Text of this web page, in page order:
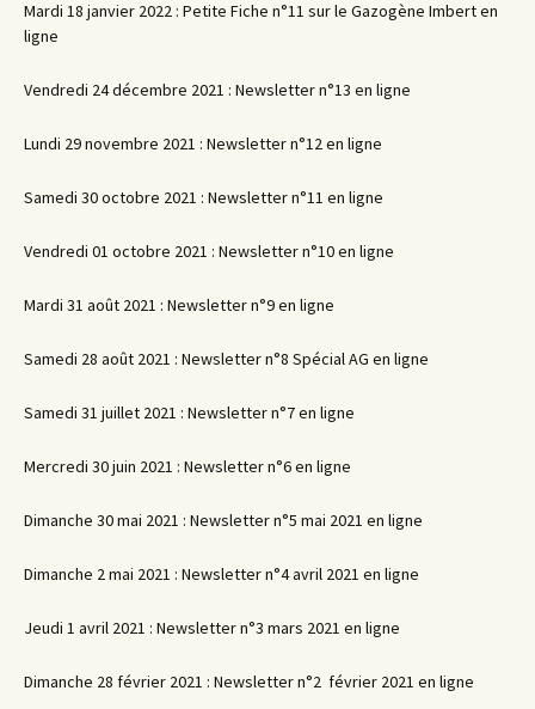
Mardi 18 janvier 2022 : Petite Fiche n°11 sur le Gazogène Imbert en
ligne
Vendredi 24 décembre 2021 : Newsletter n°13 en ligne
Lundi 29 novembre 2021 : Newsletter n°12 en ligne
Samedi 30 octobre 2021 : Newsletter n°11 en ligne
Vendredi 01 octobre 2021 : Newsletter n°10 en ligne
Mardi 31 août 2021 : Newsletter n°9 en ligne
Samedi 28 août 2021 : Newsletter n°8 Spécial AG en ligne
Samedi 31 juillet 2021 : Newsletter n°7 en ligne
Mercredi 30 juin 2021 : Newsletter n°6 en ligne
Dimanche 30 mai 2021 : Newsletter n°5 mai 2021 en ligne
Dimanche 2 mai 2021 : Newsletter n°4 avril 2021 en ligne
Jeudi 1 avril 2021 : Newsletter n°3 mars 2021 en ligne
Dimanche 28 février 2021 : Newsletter n°2 février 2021 en ligne